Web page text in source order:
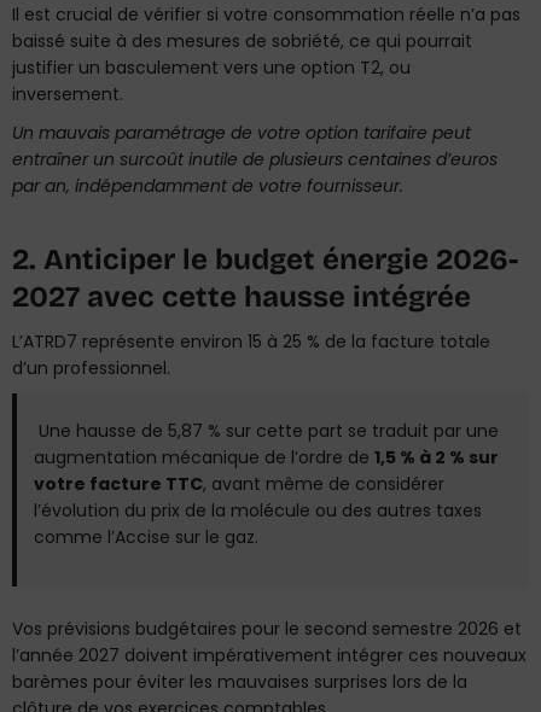
Il est crucial de vérifier si votre consommation réelle n’a pas
baissé suite à des mesures de sobriété, ce qui pourrait
justifier un basculement vers une option T2, ou
inversement.
Un mauvais paramétrage de votre option tarifaire peut
entraîner un surcoût inutile de plusieurs centaines d’euros
par an, indépendamment de votre fournisseur.
2. Anticiper le budget énergie 2026-
2027 avec cette hausse intégrée
L’ATRD7 représente environ 15 à 25 % de la facture totale
d’un professionnel.
Une hausse de 5,87 % sur cette part se traduit par une
augmentation mécanique de l’ordre de 1,5 % à 2 % sur
votre facture TTC, avant même de considérer
l’évolution du prix de la molécule ou des autres taxes
comme l’Accise sur le gaz.
Vos prévisions budgétaires pour le second semestre 2026 et
l’année 2027 doivent impérativement intégrer ces nouveaux
barèmes pour éviter les mauvaises surprises lors de la